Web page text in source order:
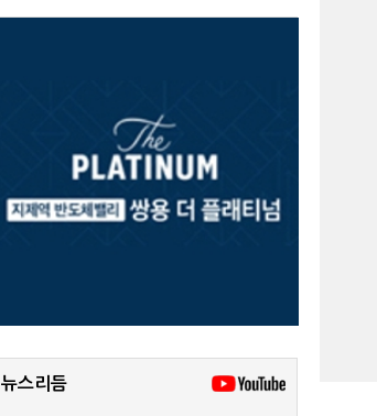
뉴스리듬